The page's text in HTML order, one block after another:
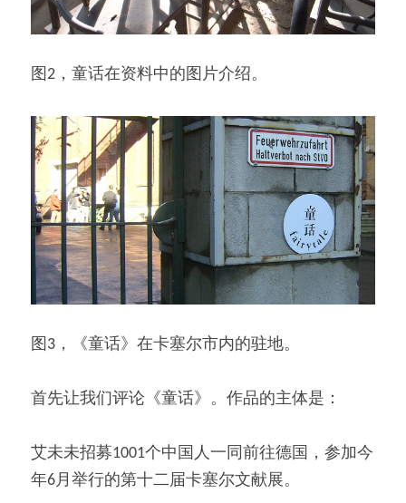
图2，童话在资料中的图片介绍。
图3，《童话》在卡塞尔市内的驻地。
首先让我们评论《童话》。作品的主体是：
艾未未招募1001个中国人一同前往德国，参加今
年6月举行的第十二届卡塞尔文献展。